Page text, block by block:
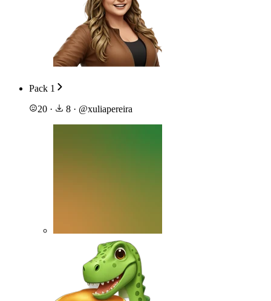
Pack 1
20 · 8 · @xuliapereira